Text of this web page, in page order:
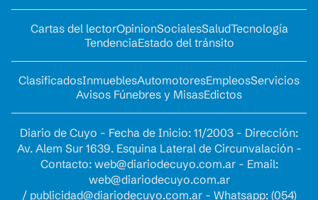
Cartas del lectorOpinionSocialesSaludTecnología
TendenciaEstado del tránsito
ClasificadosInmueblesAutomotoresEmpleosServicios
Avisos Fúnebres y MisasEdictos
Diario de Cuyo - Fecha de Inicio: 11/2003 - Dirección:
Av. Alem Sur 1639. Esquina Lateral de Circunvalación -
Contacto: web@diariodecuyo.com.ar- Email:
web@diariodecuyo.com.ar
/ publicidad@diariodecuyo.com.ar- Whatsapp: (054)